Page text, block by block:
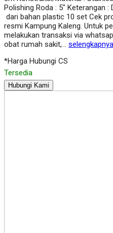
Polishing Roda : 5″ Keterangan
dari bahan plastic 10 set Cek
resmi Kampung Kaleng. Untuk
melakukan transaksi via
obat rumah sakit,… selengkapnya
*Harga Hubungi CS
Tersedia
Hubungi Kami